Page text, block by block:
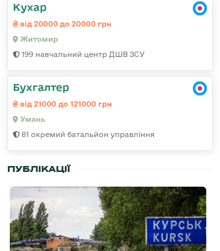
Кухар
від 20000 до 20000 грн
Житомир
199 навчальний центр ДШВ ЗСУ
Бухгалтер
від 21000 до 121000 грн
Умань
81 окремий батальйон управління
ПУБЛІКАЦІЇ